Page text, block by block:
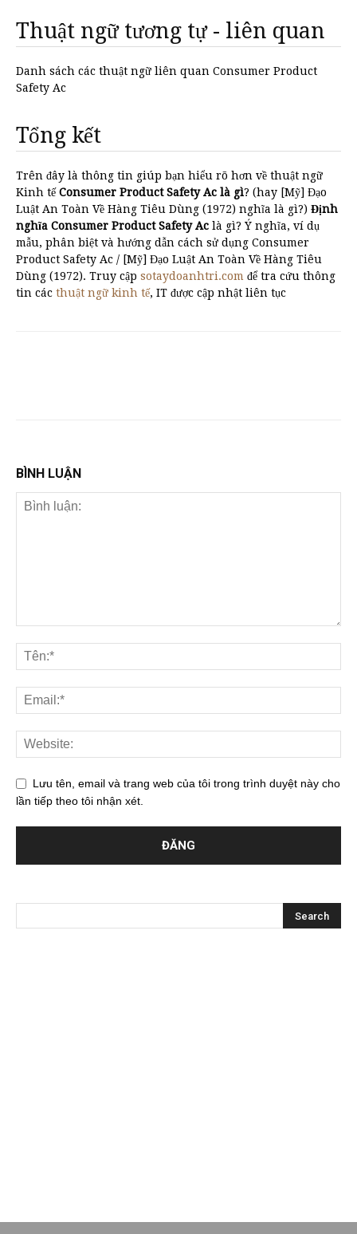
Thuật ngữ tương tự - liên quan
Danh sách các thuật ngữ liên quan Consumer Product
Safety Ac
Tổng kết
Trên đây là thông tin giúp bạn hiểu rõ hơn về thuật ngữ
Kinh tếConsumer Product Safety Ac là gì? (hay [Mỹ] Đạo
Luật An Toàn Về Hàng Tiêu Dùng (1972) nghĩa là gì?) Định
nghĩa Consumer Product Safety Ac là gì? Ý nghĩa, ví dụ
mẫu, phân biệt và hướng dẫn cách sử dụng Consumer
Product Safety Ac / [Mỹ] Đạo Luật An Toàn Về Hàng Tiêu
Dùng (1972). Truy cập sotaydoanhtri.com để tra cứu thông
tin các thuật ngữ kinh tế, IT được cập nhật liên tục
BÌNH LUẬN
Lưu tên, email và trang web của tôi trong trình duyệt này cho
lần tiếp theo tôi nhận xét.